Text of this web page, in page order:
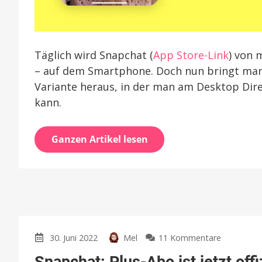
Täglich wird Snapchat (App Store-Link) von
– auf dem Smartphone. Doch nun bringt
Variante heraus, in der man am Desktop
kann.
Ganzen Artikel lesen
30. Juni 2022 Mel 11 Kommentare